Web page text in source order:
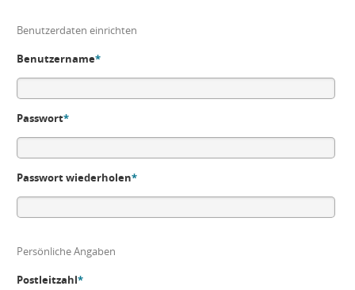
Benutzerdaten einrichten
Benutzername*
Passwort*
Passwort wiederholen*
Persönliche Angaben
Postleitzahl*